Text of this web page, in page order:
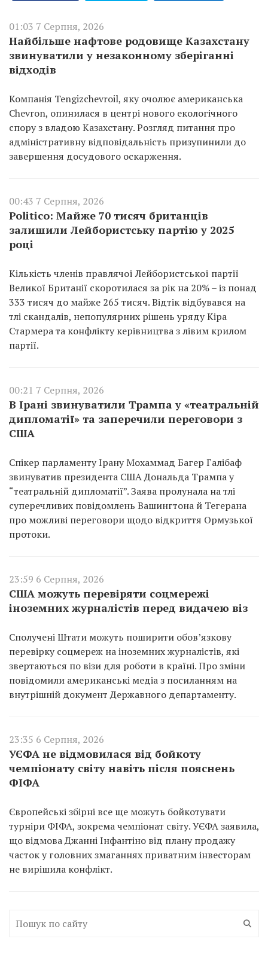
01:03 7 Серпня, 2026
Найбільше нафтове родовище Казахстану
звинуватили у незаконному зберіганні
відходів
Компанія Tengizchevroil, яку очолює американська
Chevron, опинилася в центрі нового екологічного
спору з владою Казахстану. Розгляд питання про
адміністративну відповідальність призупинили до
завершення досудового оскарження.
00:43 7 Серпня, 2026
Politico: Майже 70 тисяч британців
залишили Лейбористську партію у 2025
році
Кількість членів правлячої Лейбористської партії
Великої Британії скоротилася за рік на 20% – із понад
333 тисяч до майже 265 тисяч. Відтік відбувався на
тлі скандалів, непопулярних рішень уряду Кіра
Стармера та конфлікту керівництва з лівим крилом
партії.
00:21 7 Серпня, 2026
В Ірані звинуватили Трампа у «театральній
дипломатії» та заперечили переговори з
США
Спікер парламенту Ірану Мохаммад Багер Галібаф
звинуватив президента США Дональда Трампа у
“театральній дипломатії”. Заява пролунала на тлі
суперечливих повідомлень Вашингтона й Тегерана
про можливі переговори щодо відкриття Ормузької
протоки.
23:59 6 Серпня, 2026
США можуть перевіряти соцмережі
іноземних журналістів перед видачею віз
Сполучені Штати можуть поширити обов’язкову
перевірку соцмереж на іноземних журналістів, які
звертаються по візи для роботи в країні. Про зміни
повідомили американські медіа з посиланням на
внутрішній документ Державного департаменту.
23:35 6 Серпня, 2026
УЄФА не відмовилася від бойкоту
чемпіонату світу навіть після пояснень
ФІФА
Європейські збірні все ще можуть бойкотувати
турніри ФІФА, зокрема чемпіонат світу. УЄФА заявила,
що відмова Джанні Інфантіно від плану продажу
часток у головних змаганнях приватним інвесторам
не вирішила конфлікт.